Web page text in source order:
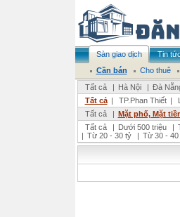
Sàn giao dịch Tin
Cần bán
Cho thuê
Tất cả
| Hà Nội | Đà
Tất cả | TP.Phan Thiết |
Tất cả
| Mặt phố, Mặt
Tất cả
| Dưới 500 triệu |
| Từ 20 - 30 tỷ | Từ 30 - 40